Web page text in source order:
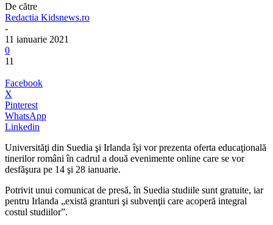
De către
Redactia Kidsnews.ro
-
11 ianuarie 2021
0
11
Facebook
X
Pinterest
WhatsApp
Linkedin
Universităţi din Suedia şi Irlanda îşi vor prezenta oferta educaţională
tinerilor români în cadrul a două evenimente online care se vor
desfăşura pe 14 şi 28 ianuarie.
Potrivit unui comunicat de presă, în Suedia studiile sunt gratuite, iar
pentru Irlanda „există granturi şi subvenţii care acoperă integral
costul studiilor”.